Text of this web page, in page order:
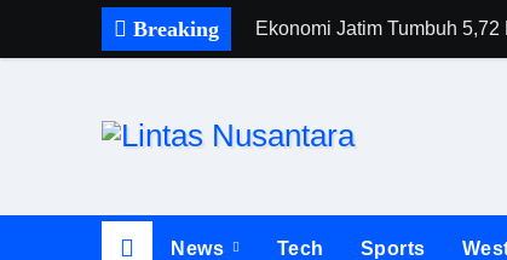
Breaking Ekonomi Jatim Tumbuh
News Tech Sports